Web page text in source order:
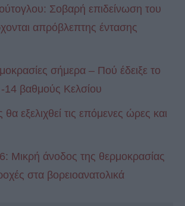
Σοβαρή επιδείνωση του
απρόβλεπτης έντασης
σήμερα – Πού έδειξε το
14 βαθμούς Κελσίου
εξελιχθεί τις επόμενες ώρες και
Μικρή άνοδος της θερμοκρασίας
στα βορειοανατολικά